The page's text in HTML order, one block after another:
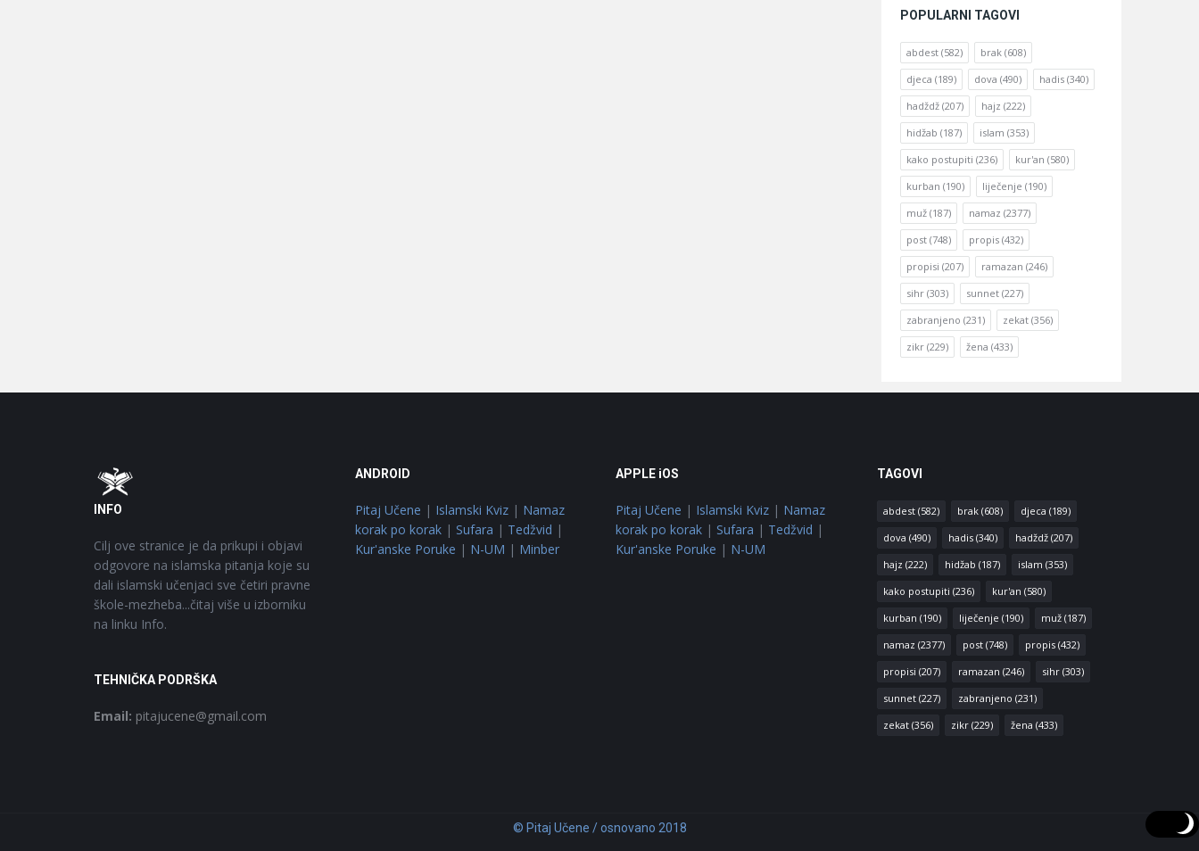
POPULARNI TAGOVI
abdest (582) brak (608)
djeca (189) dova (490) hadis (340)
hadždž (207) hajz (222)
hidžab (187) islam (353)
kako postupiti (236) kur'an (580)
kurban (190) liječenje (190)
muž (187) namaz (2377)
post (748) propis (432)
propisi (207) ramazan (246)
sihr (303) sunnet (227)
zabranjeno (231) zekat (356)
zikr (229) žena (433)
Footer
INFO
Cilj ove stranice je da prikupi i objavi
odgovore na islamska pitanja koje su
dali islamski učenjaci sve četiri pravne
škole-mezheba...čitaj više u izborniku
na linku Info.
TEHNIČKA PODRŠKA
Email: pitajucene@gmail.com
ANDROID
Pitaj Učene | Islamski Kviz| Namaz
korak po korak| Sufara | Tedžvid |
Kur'anske Poruke | N-UM | Minber
APPLE iOS
Pitaj Učene | Islamski Kviz | Namaz
korak po korak | Sufara | Tedžvid |
Kur'anske Poruke | N-UM
TAGOVI
abdest(582) brak(608) djeca (189)
dova (490) hadis(340) hadždž(207)
hajz (222) hidžab (187) islam (353)
kako postupiti (236) kur'an (580)
kurban (190) liječenje (190) muž(187)
namaz (2377) post(748) propis(432)
propisi (207) ramazan (246) sihr(303)
sunnet(227) zabranjeno (231)
zekat(356) zikr(229) žena (433)
© Pitaj Učene / osnovano 2018